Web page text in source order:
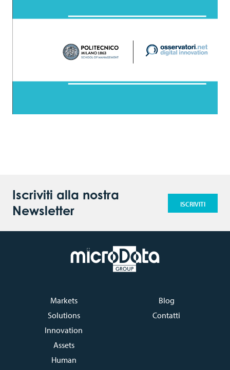
Iscriviti alla nostra
Newsletter
ISCRIVITI
Markets
Solutions
Innovation
Assets
Human
Blog
Contatti